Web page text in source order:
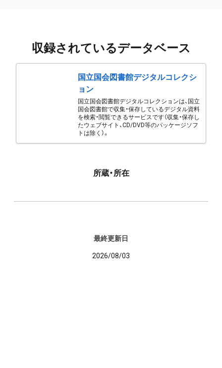
収録されているデータベース
国立国会図書館デジタルコレクシ
ョン
国立国会図書館デジタルコレクションは、国立
国会図書館で収集・保存しているデジタル資料
を検索・閲覧できるサービスです（収集・保存し
たウェブサイト、CD/DVD等のパッケージソフ
トは除く）。
所蔵・所在
最終更新日
2026/08/03